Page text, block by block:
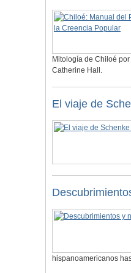
Mitología de Chiloé
Catherine Hall.
El viaje de
hispanoamericanos